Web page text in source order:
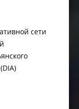
сети